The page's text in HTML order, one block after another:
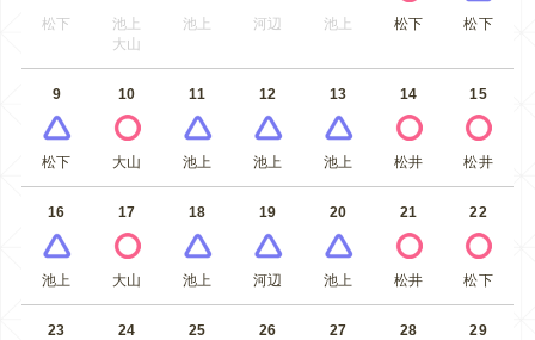
松下
池上
大山
池上 河辺 池上 松下 松下
9
松下
10
大山
11
池上
12
池上
13
池上
14
松井
15
松井
16
池上
17
大山
18
池上
19
河辺
20
池上
21
松井
22
松下
23 24 25 26 27 28 29